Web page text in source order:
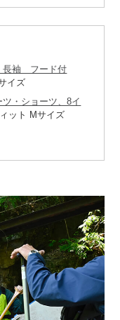
長袖 フード付
イズ
・ショーツ、8イ
ット Mサイズ